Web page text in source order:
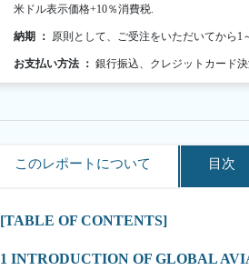
米ドル表示価格+10％消費税.
納期 ： 原則として、ご受注をいただいてから1
お支払い方法 ： 銀行振込、クレジットカード決
このレポートについて 目次
[TABLE OF CONTENTS]
1 INTRODUCTION OF GLOBAL